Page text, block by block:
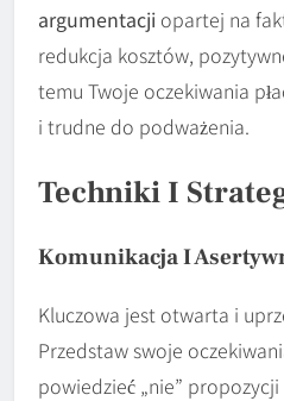
argumentacji opartej na
redukcja kosztów,
temu Twoje oczekiwania
i trudne do podważenia.
Techniki I
Komunikacja I
Kluczowa jest otwarta i
Przedstaw swoje
powiedzieć „nie”